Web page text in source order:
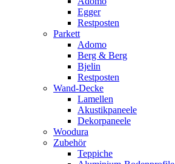
Egger
Restposten
Parkett
Adomo
Berg & Berg
Bjelin
Restposten
Wand-Decke
Lamellen
Akustikpaneele
Dekorpaneele
Woodura
Zubehör
Teppiche